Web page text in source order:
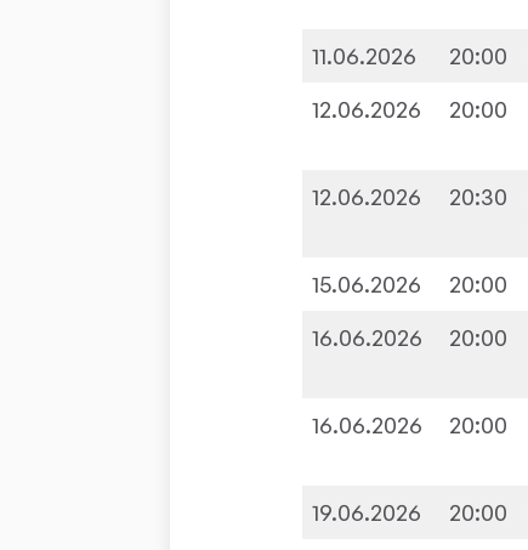
11.06.2026 20:00
12.06.2026
20:00
12.06.2026 20:30
15.06.2026 20:00
16.06.2026
20:00
16.06.2026 20:00
19.06.2026 20:00